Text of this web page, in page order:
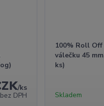
/ks
bez DPH
100% Roll
válečku 45
ks)
Skladem